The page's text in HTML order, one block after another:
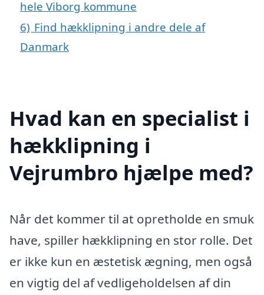
hele Viborg kommune
6) Find hækklipning i andre dele af
Danmark
Hvad kan en specialist i
hækklipning i
Vejrumbro hjælpe med?
Når det kommer til at opretholde en smuk
have, spiller hækklipning en stor rolle. Det
er ikke kun en æstetisk ægning, men også
en vigtig del af vedligeholdelsen af din